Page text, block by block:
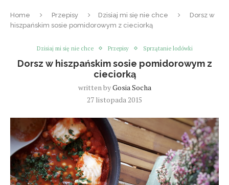
Home Przepisy Dzisiaj mi się nie chce
Dorsz w
hiszpańskim sosie pomidorowym z cieciorką
Dzisiaj mi się nie chce Przepisy Sprzątanie lodówki
Dorsz w hiszpańskim sosie pomidorowym z
cieciorką
written byGosia Socha
27 listopada 2015